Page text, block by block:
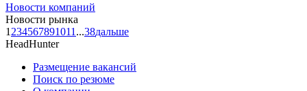
Новости компаний
Новости рынка
1 234567891011 ...38дальше
HeadHunter
Размещение вакансий
Поиск по резюме